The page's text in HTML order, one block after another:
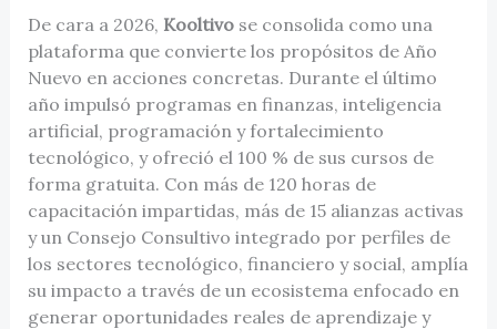
De cara a 2026, Kooltivose consolida como una
plataforma que convierte los propósitos de Año
Nuevo en acciones concretas. Durante el último
año impulsó programas en finanzas, inteligencia
artificial, programación y fortalecimiento
tecnológico, y ofreció el 100 % de sus cursos de
forma gratuita. Con más de 120 horas de
capacitación impartidas, más de 15 alianzas activas
y un Consejo Consultivo integrado por perfiles de
los sectores tecnológico, financiero y social, amplía
su impacto a través de un ecosistema enfocado en
generar oportunidades reales de aprendizaje y